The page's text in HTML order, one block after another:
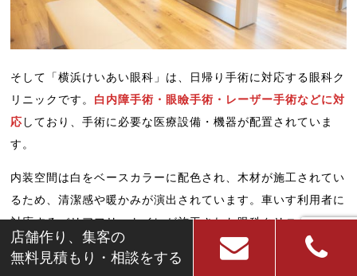
そして「横浜けいあい眼科」は、日帰り手術に対応する眼科ク
リニックです。 白内障手術・眼瞼手術・レーザー手術などに対
応 しており、手術に必要な医療設備・機器が配置されていま
す。
内装空間は白をベースカラーに配色され、木材が施工されてい
るため、清潔感や暖かみが演出されています。車いす利用者に
対応するバリアフリートイレが施工された眼科クリニックで
す。
店舗作り、集客の
無料見積もり・相談をする